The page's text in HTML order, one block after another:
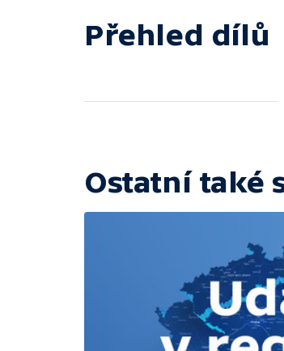
Přehled dílů
Ostatní také